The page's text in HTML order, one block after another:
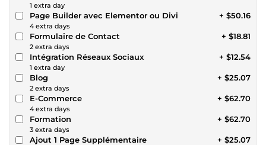
1 extra day
Page Builder avec Elementor ou Divi
4 extra days
+ $50.16
Formulaire de Contact
2 extra days
+ $18.81
Intégration Réseaux Sociaux
1 extra day
+ $12.54
Blog
2 extra days
+ $25.07
E-Commerce
4 extra days
+ $62.70
Formation
3 extra days
+ $62.70
Ajout 1 Page Supplémentaire + $25.07